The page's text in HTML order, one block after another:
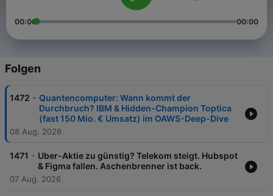
00:00 00:00
Folgen
1472 - Quantencomputer: Wann kommt der
Durchbruch? IBM & Hidden-Champion Toptica
(fast 150 Mio. € Umsatz) im OAWS-Deep-Dive
08 Aug. 2026
1471 - Uber-Aktie zu günstig? Telekom steigt. Hubspot
& Figma fallen. Aschenbrenner ist back.
07 Aug. 2026